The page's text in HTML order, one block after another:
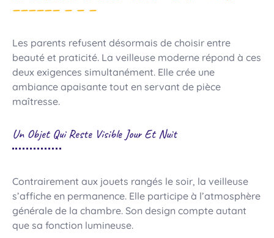
Les parents refusent désormais de choisir entre
beauté et praticité. La veilleuse moderne répond à ces
deux exigences simultanément. Elle crée une
ambiance apaisante tout en servant de pièce
maîtresse.
Un Objet Qui Reste Visible Jour Et Nuit
Contrairement aux jouets rangés le soir, la veilleuse
s’affiche en permanence. Elle participe à l’atmosphère
générale de la chambre. Son design compte autant
que sa fonction lumineuse.